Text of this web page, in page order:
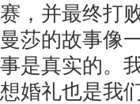
赛，并最终打
曼莎的故事像
事是真实的。
想婚礼也是我